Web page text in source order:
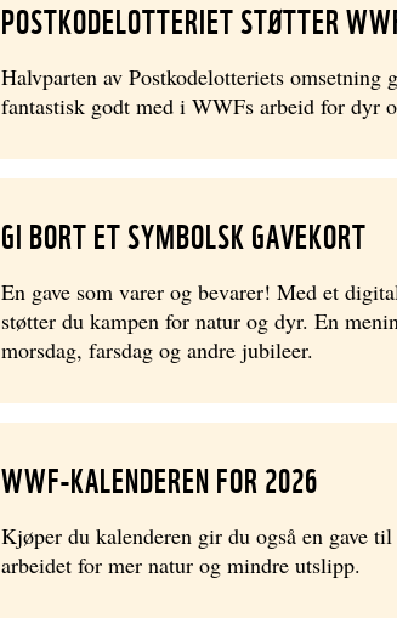
POSTKODELOTTERIET STØTTER
Halvparten av Postkodelotteriets omsetning
fantastisk godt med i WWFs arbeid for dyr
GI BORT ET SYMBOLSK GAVEKORT
En gave som varer og bevarer! Med et
støtter du kampen for natur og dyr. En
morsdag, farsdag og andre jubileer.
WWF-KALENDEREN FOR 2026
Kjøper du kalenderen gir du også en gave
arbeidet for mer natur og mindre utslipp.